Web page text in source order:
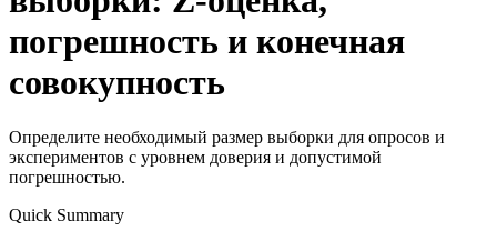
погрешность и конечная
совокупность
Определите необходимый размер выборки для опросов и
экспериментов с уровнем доверия и допустимой
погрешностью.
Quick Summary